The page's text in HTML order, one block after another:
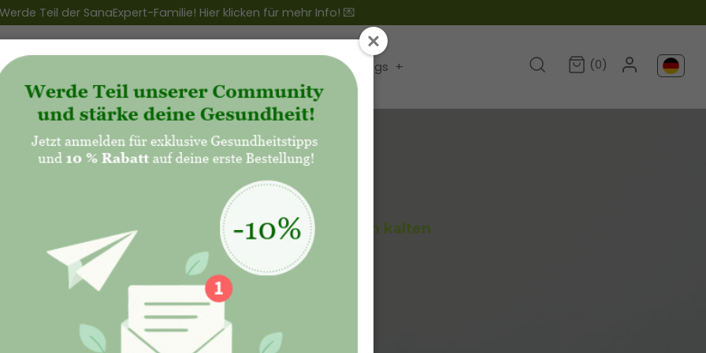
Werde Teil der SanaExpert-Familie! Hier klicken für mehr Info! 💌
Club Blogs + (0)
Winter: Ergänzungen und Tipps, um auch in den kalten
Monaten aktiv und gesund zu bleiben